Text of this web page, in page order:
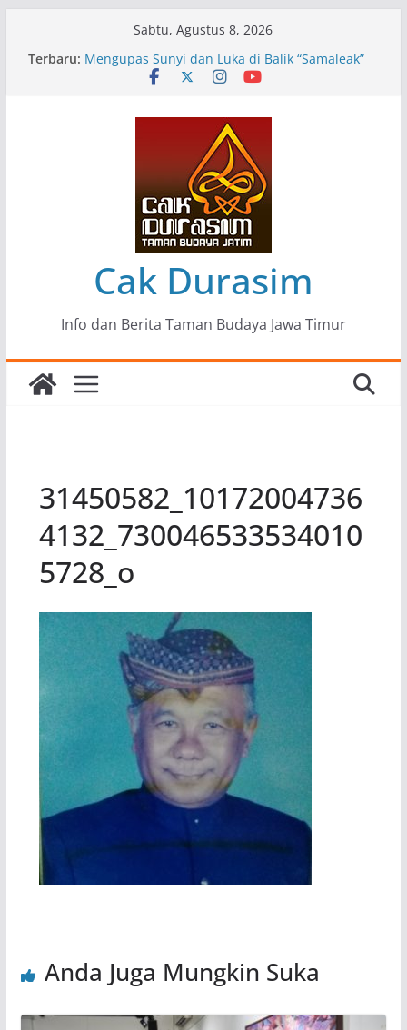
Sabtu, Agustus 8, 2026
Terbaru: Pameran Lukisan Komunitas Patria Seni Rupa
Kota Blitar : Ketika “Bergerak” Menjadi Mantra
Mengupas Sunyi dan Luka di Balik “Samaleak”
Menjaga Marwah Seni dan Budaya: Catatan
Kunjungan Kerja Ir. Bambang Haryo Soekartono
(BHS) Anggota DPR RI ke Taman Budaya Jawa
Pameran Tunggal 35 Karya Agus Koecink
“Tumbang Tambang”, Ungkapan Kritis Tentang
Derita Pekerja Pertambangan
Cak Durasim
Info dan Berita Taman Budaya Jawa Timur
31450582_10172004736
4132_730046533534010
5728_o
Anda Juga Mungkin Suka